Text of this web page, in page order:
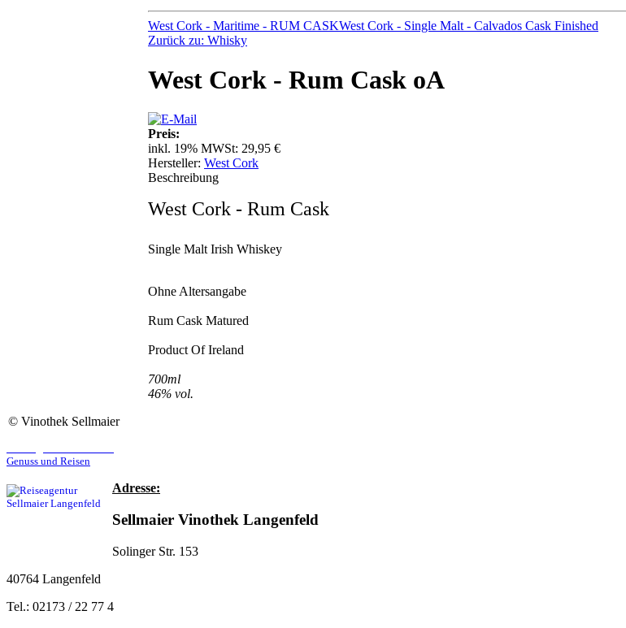
West Cork - Maritime - RUM CASKWest Cork - Single Malt - Calvados Cask Finished
Zurück zu: Whisky
West Cork - Rum Cask oA
Preis:
inkl. 19% MWSt: 29,95 €
Hersteller: West Cork
Beschreibung
West Cork - Rum Cask
Single Malt Irish Whiskey
Ohne Altersangabe
Rum Cask Matured
Product Of Ireland
700ml
46% vol.
© Vinothek Sellmaier
Genuss und Reisen
Adresse:
Sellmaier Vinothek Langenfeld
Solinger Str. 153
40764 Langenfeld
Tel.: 02173 / 22 77 4